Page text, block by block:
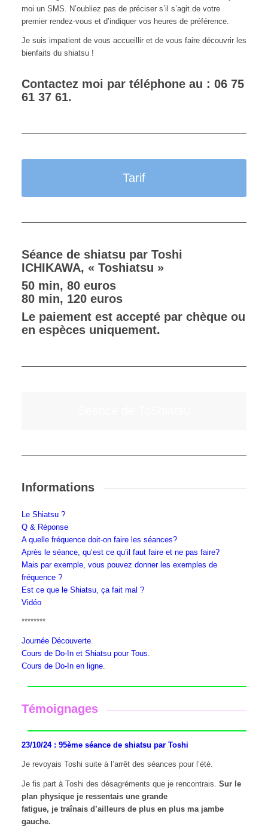
moi un SMS. N’oubliez pas de préciser s’il s’agit de votre
premier rendez-vous et d’indiquer vos heures de préférence.
Je suis impatient de vous accueillir et de vous faire découvrir les
bienfaits du shiatsu !
Contactez moi par téléphone au : 06 75
61 37 61.
Tarif
Séance de shiatsu par Toshi
ICHIKAWA, « Toshiatsu »
50 min, 80 euros
80 min, 120 euros
Le paiement est accepté par chèque ou
en espèces uniquement.
Informations
Le Shiatsu ?
Q & Réponse
A quelle fréquence doit-on faire les séances?
Après le séance, qu’est ce qu’il faut faire et ne pas faire?
Mais par exemple, vous pouvez donner les exemples de
fréquence ?
Est ce que le Shiatsu, ça fait mal ?
Vidéo
********
Journée Découverte.
Cours de Do-In et Shiatsu pour Tous.
Cours de Do-In en ligne.
Témoignages
23/10/24 : 95ème séance de shiatsu par Toshi
Je revoyais Toshi suite à l’arrêt des séances pour l’été.
Je fis part à Toshi des désagréments que je rencontrais. Sur le
plan physique je ressentais une grande
fatigue, je traînais d’ailleurs de plus en plus ma jambe
gauche.